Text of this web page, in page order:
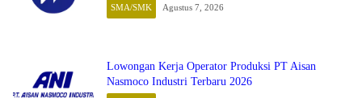
SMA/SMK Agustus 7, 2026
Lowongan Kerja Operator Produksi PT Aisan
Nasmoco Industri Terbaru 2026